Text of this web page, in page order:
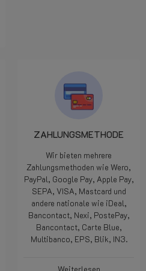
ZAHLUNGSMETHODE
Wir bieten mehrere
Zahlungsmethoden wie Wero,
PayPal, Google Pay, Apple Pay,
SEPA, VISA, Mastcard und
andere nationale wie iDeal,
Bancontact, Nexi, PostePay,
Bancontact, Carte Blue,
Multibanco, EPS, Blik, IN3.
Weiterlesen